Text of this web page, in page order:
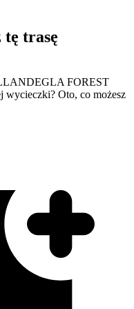
trasę
FOREST
wycieczki? Oto, co możesz